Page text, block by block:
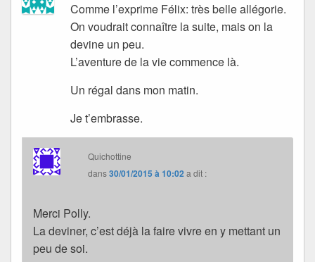
Comme l’exprime Félix: très belle allégorie.
On voudrait connaître la suite, mais on la
devine un peu.
L’aventure de la vie commence là.
Un régal dans mon matin.
Je t’embrasse.
Quichottine
dans30/01/2015 à 10:02 a dit :
Merci Polly.
La deviner, c’est déjà la faire vivre en y mettant un
peu de soi.